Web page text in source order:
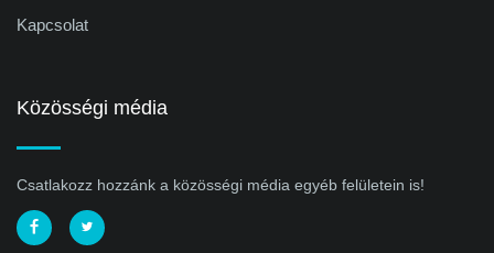
Kapcsolat
Közösségi média
Csatlakozz hozzánk a közösségi média egyéb felületein is!